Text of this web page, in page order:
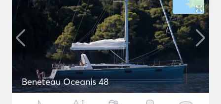
Beneteau Oceanis 48